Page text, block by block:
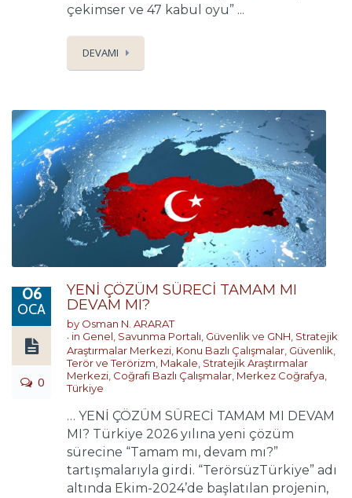
çekimser ve 47 kabul oyu” ...
DEVAMI
06
OCA
0
YENİ ÇÖZÜM SÜRECİ TAMAM MI
DEVAM MI?
by Osman N. ARARAT
in Genel Savunma Portalı Güvenlik ve GNH Stratejik
Araştırmalar Merkezi Konu Bazlı Çalışmalar Güvenlik,
Terör ve Terörizm Makale Stratejik Araştırmalar
Merkezi Coğrafi Bazlı Çalışmalar Merkez Coğrafya
Türkiye
… YENİ ÇÖZÜM SÜRECİ TAMAM MI DEVAM
MI? Türkiye 2026 yılına yeni çözüm
sürecine “Tamam mı, devam mı?”
tartışmalarıyla girdi. “TerörsüzTürkiye” adı
altında Ekim-2024’de başlatılan projenin,